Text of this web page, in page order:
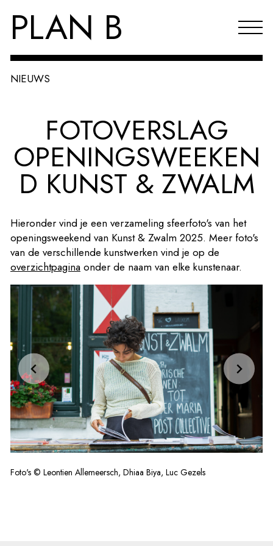
PLAN B
Agenda
Reflecties & publicaties
Over PLAN B
EN
NIEUWS
FOTOVERSLAG
OPENINGSWEEKEN
D KUNST & ZWALM
Hieronder vind je een verzameling sfeerfoto's van het
openingsweekend van Kunst & Zwalm 2025. Meer foto's
van de verschillende kunstwerken vind je op de
overzichtpagina onder de naam van elke kunstenaar.
Foto's © Leontien Allemeersch, Dhiaa Biya, Luc Gezels